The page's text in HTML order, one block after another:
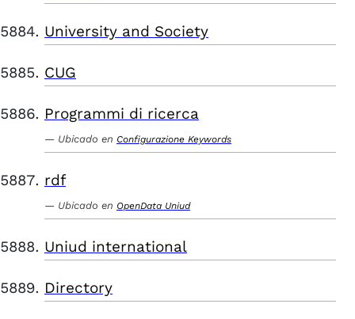
University and Society
CUG
Programmi di ricerca
Ubicado en Configurazione Keywords
rdf
Ubicado en OpenData Uniud
Uniud international
Directory